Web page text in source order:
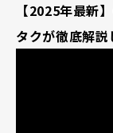
【2025年最新
タクが徹底解説